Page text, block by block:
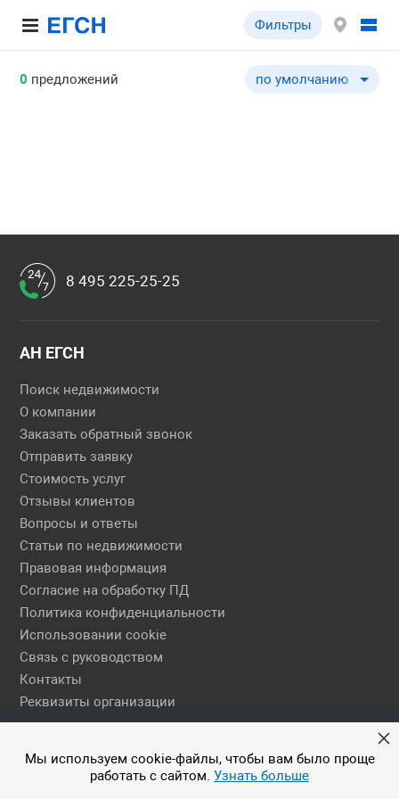
Фильтры
0 предложений по умолчанию
по умолчанию
8 495 225-25-25
АН ЕГСН
Поиск недвижимости
О компании
Заказать обратный звонок
Отправить заявку
Стоимость услуг
Отзывы клиентов
Вопросы и ответы
Статьи по недвижимости
Правовая информация
Согласие на обработку ПД
Политика конфиденциальности
Использовании cookie
Связь с руководством
Контакты
Реквизиты организации
Правовая информация
© 2026 АН ЕГСН
Мы используем cookie-файлы, чтобы вам было проще
работать с сайтом. Узнать больше